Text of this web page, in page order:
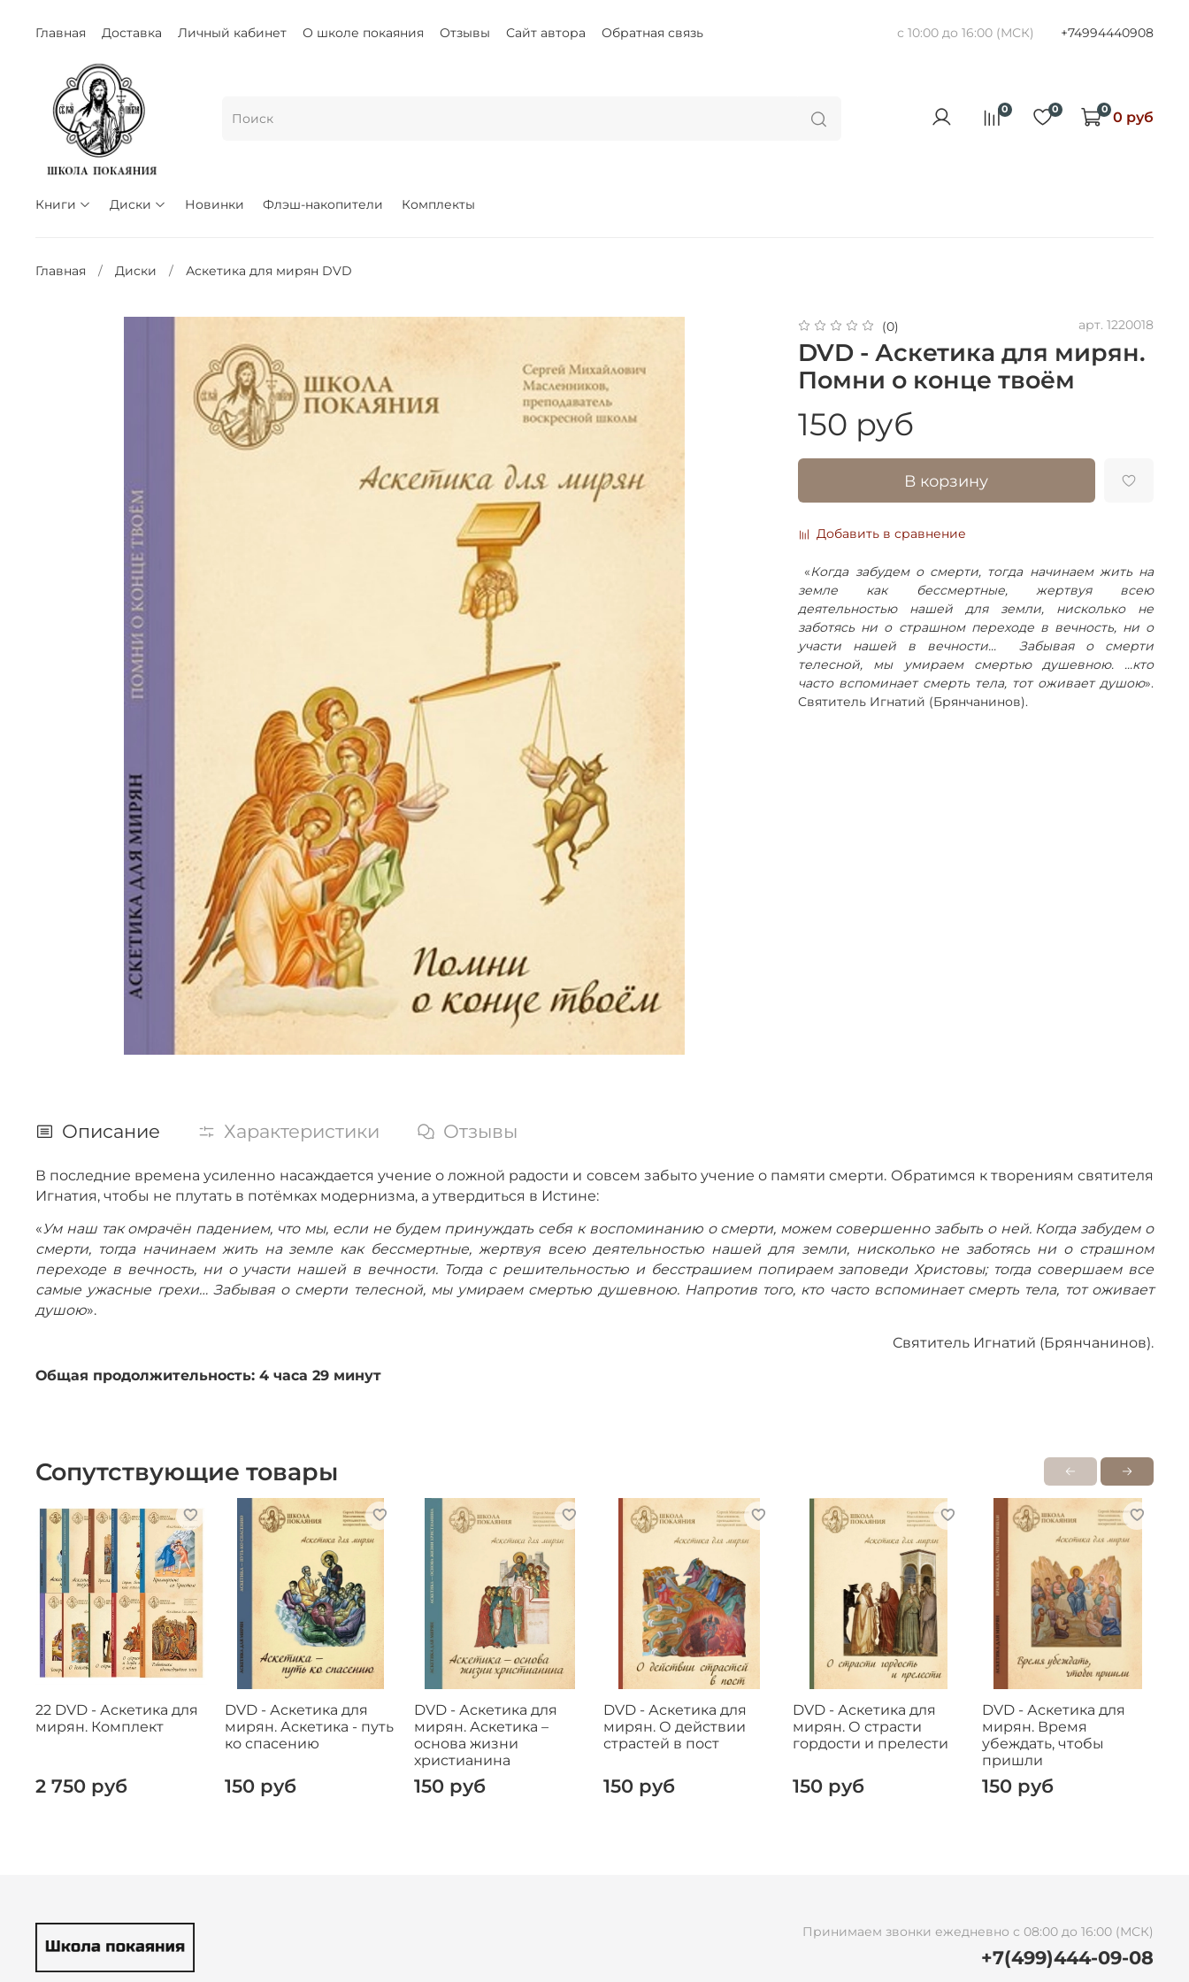
Главная Доставка Личный кабинет О школе покаяния Отзывы Сайт автора Обратная связь с 10:00 до 16:00 (МСК) +74994440908
0 0 0 0 руб
Книги Диски Новинки Флэш-накопители Комплекты
Главная Диски Аскетика для мирян DVD
(0) арт. 1220018
DVD - Аскетика для мирян.
Помни о конце твоём
150 руб
В корзину
Добавить в сравнение
«Когда забудем о смерти, тогда начинаем жить на
земле как бессмертные, жертвуя всею
деятельностью нашей для земли, нисколько не
заботясь ни о страшном переходе в вечность, ни о
участи нашей в вечности... Забывая о смерти
телесной, мы умираем смертью душевною. ...кто
часто вспоминает смерть тела, тот оживает душою».
Святитель Игнатий (Брянчанинов).
Описание Характеристики Отзывы
В последние времена усиленно насаждается учение о ложной радости и совсем забыто учение о памяти смерти. Обратимся к творениям святителя
Игнатия, чтобы не плутать в потёмках модернизма, а утвердиться в Истине:
«Ум наш так омрачён падением, что мы, если не будем принуждать себя к воспоминанию о смерти, можем совершенно забыть о ней. Когда забудем о
смерти, тогда начинаем жить на земле как бессмертные, жертвуя всею деятельностью нашей для земли, нисколько не заботясь ни о страшном
переходе в вечность, ни о участи нашей в вечности. Тогда с решительностью и бесстрашием попираем заповеди Христовы; тогда совершаем все
самые ужасные грехи… Забывая о смерти телесной, мы умираем смертью душевною. Напротив того, кто часто вспоминает смерть тела, тот оживает
душою».
Святитель Игнатий (Брянчанинов).
Общая продолжительность: 4 часа 29 минут
Сопутствующие товары
22 DVD - Аскетика для
мирян. Комплект
2 750 руб
DVD - Аскетика для
мирян. Аскетика - путь
ко спасению
150 руб
DVD - Аскетика для
мирян. Аскетика –
основа жизни
христианина
150 руб
DVD - Аскетика для
мирян. О действии
страстей в пост
150 руб
DVD - Аскетика для
мирян. О страсти
гордости и прелести
150 руб
DVD - Аскетика для
мирян. Время
убеждать, чтобы
пришли
150 руб
Принимаем звонки ежедневно с 08:00 до 16:00 (МСК)
+7(499)444-09-08